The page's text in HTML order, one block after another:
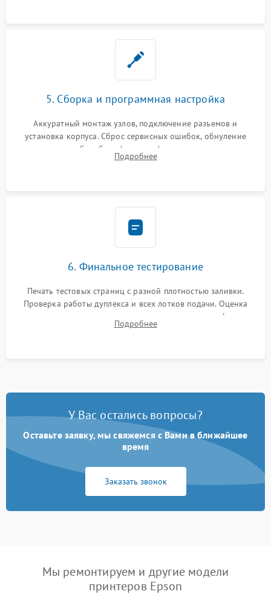
5. Сборка и программная настройка
Аккуратный монтаж узлов, подключение разъемов и
установка корпуса. Сброс сервисных ошибок, обнуление
счетчиков абсорбера (памперса) или узла переноса,
обновление прошивки и программная калибровка аппарата.
Подробнее
6. Финальное тестирование
Печать тестовых страниц с разной плотностью заливки.
Проверка работы дуплекса и всех лотков подачи. Оценка
качества запекания тонера и полное отсутствие дефектов
изображения перед выдачей готового устройства.
Подробнее
У Вас остались вопросы?
Оставьте заявку, мы свяжемся с Вами в ближайшее
время
Заказать звонок
Мы ремонтируем и другие модели
принтеров Epson